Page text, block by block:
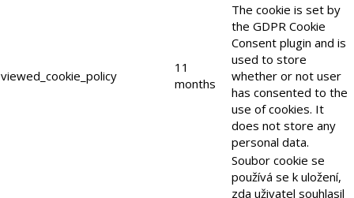
viewed_cookie_policy
11
months
The cookie is set by
the GDPR Cookie
Consent plugin and is
used to store
whether or not user
has consented to the
use of cookies. It
does not store any
personal data.
Soubor cookie se
používá se k uložení,
zda uživatel souhlasil